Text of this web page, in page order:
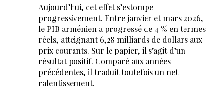
Aujourd’hui, cet effet s’estompe
progressivement. Entre janvier et mars 2026,
le PIB arménien a progressé de 4 % en termes
réels, atteignant 6,28 milliards de dollars aux
prix courants. Sur le papier, il s’agit d’un
résultat positif. Comparé aux années
précédentes, il traduit toutefois un net
ralentissement.